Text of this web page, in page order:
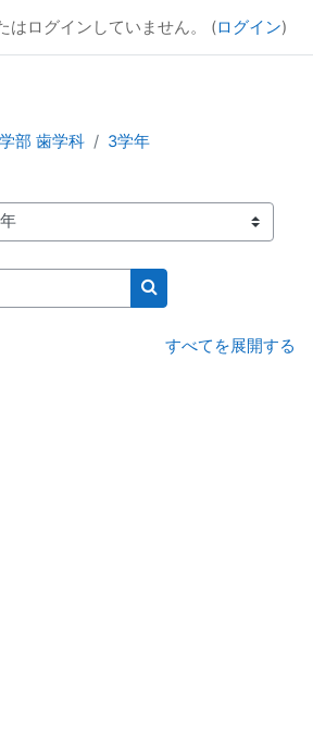
はログインしていません。 (ログイン)
部 歯学科 3学年
コースを検索する
すべてを展開する